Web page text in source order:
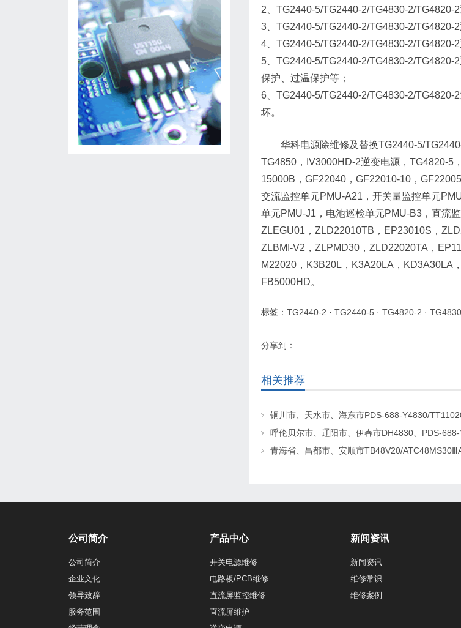
2、TG2440-5/TG2440-2/TG4830-2/TG4820-
3、TG2440-5/TG2440-2/TG4830-2/TG4820-
4、TG2440-5/TG2440-2/TG4830-2/TG4820-
5、TG2440-5/TG2440-2/TG4830-2/
保护、过温保护等；
6、TG2440-5/TG2440-2/TG4830-2/TG4820-
坏。
华科电源除维修及替换TG2440-5/
TG4850，IV3000HD-2逆变电源，TG4820-5
15000B，GF22040，GF22010-10，
交流监控单元PMU-A21，开关量监控单元
单元PMU-J1，电池巡检单元PMU-B3，直流
ZLEGU01，ZLD22010TB，EP23010S，
ZLBMI-V2，ZLPMD30，ZLD22020TA，
M22020，K3B20L，K3A20LA，KD3A30LA
FB5000HD。
标签： TG2440-2 · TG2440-5 · TG4820-2 ·
分享到：
相关推荐
公司简介
公司简介
企业文化
领导致辞
服务范围
产品中心
开关电源维修
电路板/PCB维修
直流屏监控维修
直流屏维护
新闻资讯
新闻资讯
维修常识
维修案例